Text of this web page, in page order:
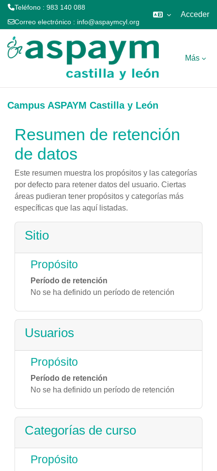
Teléfono : 983 140 088
Correo electrónico : info@aspaymcyl.org
Acceder
Más
Campus ASPAYM Castilla y León
Resumen de retención
de datos
Este resumen muestra los propósitos y las categorías
por defecto para retener datos del usuario. Ciertas
áreas pudieran tener propósitos y categorías más
específicas que las aquí listadas.
Sitio
Propósito
Período de retención
No se ha definido un período de retención
Usuarios
Propósito
Período de retención
No se ha definido un período de retención
Categorías de curso
Propósito